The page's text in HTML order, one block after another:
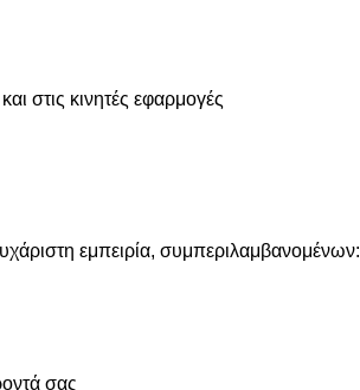
στις κινητές εφαρμογές
εμπειρία, συμπεριλαμβανομένων:
σας